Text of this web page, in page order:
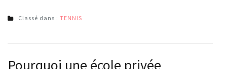
Classé dans : TENNIS
Pourquoi une école privée